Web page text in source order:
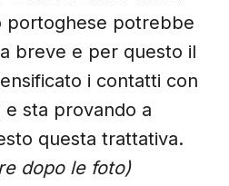
portoghese potrebbe
breve e per questo il
i contatti con
e sta provando a
questa trattativa.
dopo le foto)